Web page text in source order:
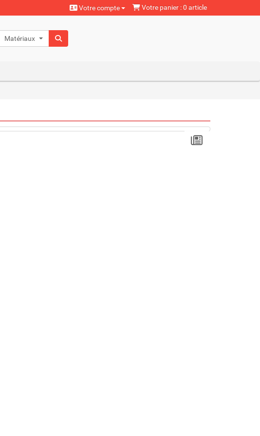
Votre compte Votre panier : 0 article
Matériaux naturels